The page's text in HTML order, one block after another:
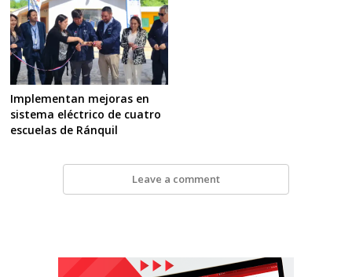
Implementan mejoras en
sistema eléctrico de cuatro
escuelas de Ránquil
Leave a comment